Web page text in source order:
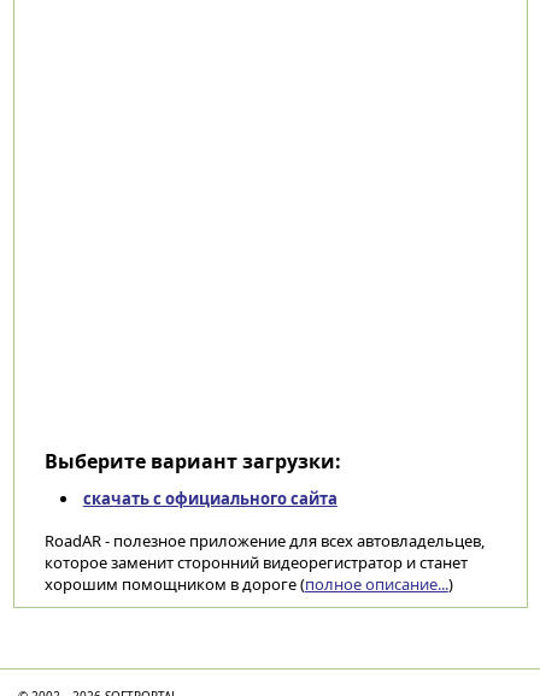
Выберите вариант загрузки:
скачать с официального сайта
RoadAR - полезное приложение для всех автовладельцев,
которое заменит сторонний видеорегистратор и станет
хорошим помощником в дороге (полное описание...)